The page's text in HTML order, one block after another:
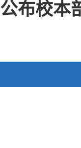
公布校本